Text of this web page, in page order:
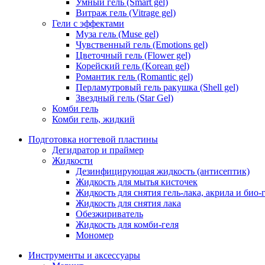
Витраж гель (Vitrage gel)
Гели с эффектами
Муза гель (Muse gel)
Чувственный гель (Emotions gel)
Цветочный гель (Flower gel)
Корейский гель (Korean gel)
Романтик гель (Romantic gel)
Перламутровый гель ракушка (Shell gel)
Звездный гель (Star Gel)
Комби гель
Комби гель, жидкий
Подготовка ногтевой пластины
Дегидратор и праймер
Жидкости
Дезинфицирующая жидкость (антисептик)
Жидкость для мытья кисточек
Жидкость для снятия гель-лака, акрила и био-
Жидкость для снятия лака
Обезжириватель
Жидкость для комби-геля
Мономер
Инструменты и аксессуары